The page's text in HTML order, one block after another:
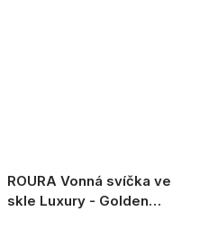
ROURA Vonná svíčka ve
skle Luxury - Golden